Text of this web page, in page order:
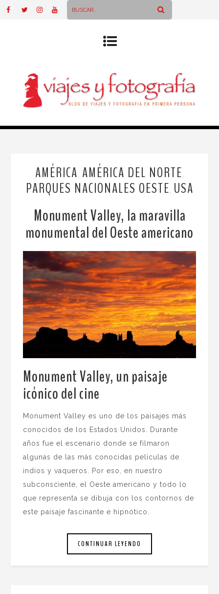
AMÉRICA AMÉRICA DEL NORTE
PARQUES NACIONALES OESTE USA
Monument Valley, la maravilla
monumental del Oeste americano
Monument Valley, un paisaje
icónico del cine
Monument Valley es uno de los paisajes más
conocidos de los Estados Unidos. Durante
años fue el escenario donde se filmaron
algunas de las más conocidas películas de
indios y vaqueros. Por eso, en nuestro
subconsciente, el Oeste americano y todo lo
que representa se dibuja con los contornos de
este paisaje fascinante e hipnótico.
CONTINUAR LEYENDO